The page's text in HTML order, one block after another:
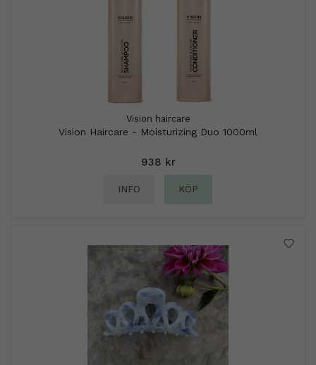
Vision haircare
Vision Haircare - Moisturizing Duo 1000ml
938 kr
INFO KÖP